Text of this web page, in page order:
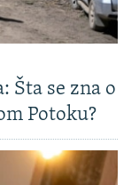
Šta se zna o
Potoku?